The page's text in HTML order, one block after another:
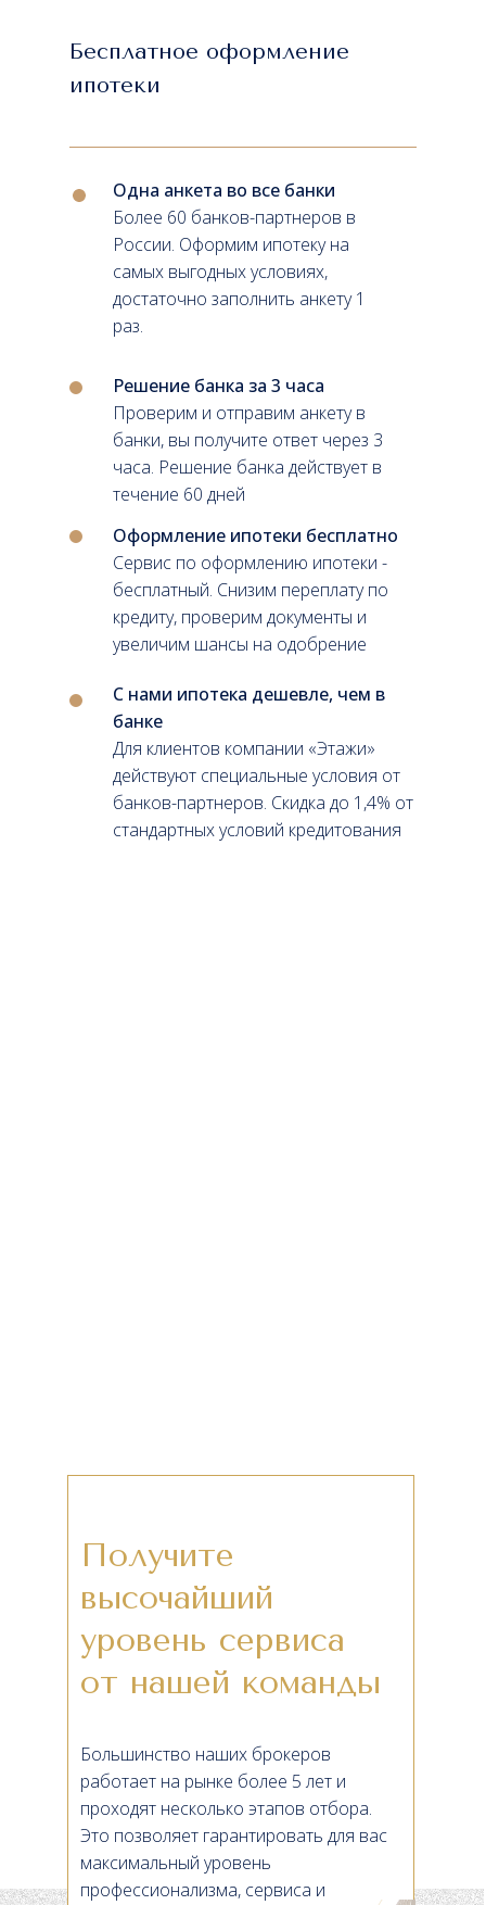
Бесплатное оформление
ипотеки
Одна анкета во все банки
Более 60 банков-партнеров в
России. Оформим ипотеку на
самых выгодных условиях,
достаточно заполнить анкету 1
раз.
Решение банка за 3 часа
Проверим и отправим анкету в
банки, вы получите ответ через 3
часа. Решение банка действует в
течение 60 дней
Оформление ипотеки бесплатно
Сервис по оформлению ипотеки -
бесплатный. Снизим переплату по
кредиту, проверим документы и
увеличим шансы на одобрение
С нами ипотека дешевле, чем в
банке
Для клиентов компании «Этажи»
действуют специальные условия от
банков-партнеров. Скидка до 1,4% от
стандартных условий кредитования
Получите
высочайший
уровень сервиса
от нашей команды
Большинство наших брокеров
работает на рынке более 5 лет и
проходят несколько этапов отбора.
Это позволяет гарантировать для вас
максимальный уровень
профессионализма, сервиса и